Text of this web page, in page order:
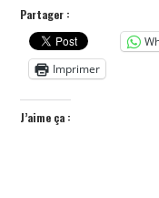
Partager :
Imprimer
J’aime ça :